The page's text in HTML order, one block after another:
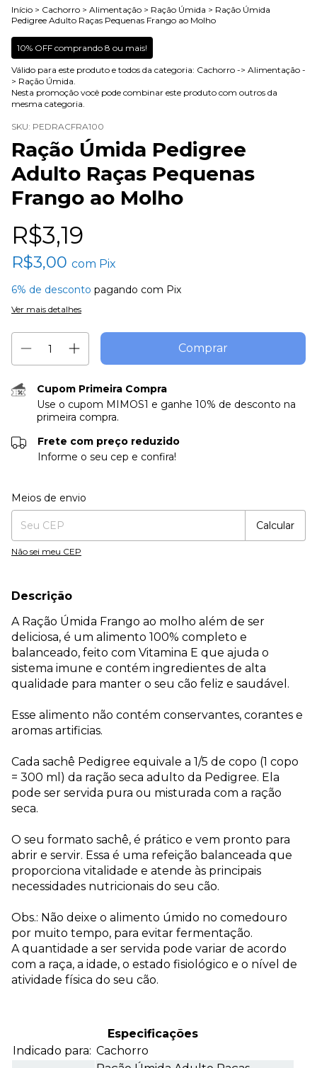
Início > Cachorro > Alimentação > Ração Úmida > Ração Úmida
Pedigree Adulto Raças Pequenas Frango ao Molho
10% OFF comprando 8 ou mais!
Válido para este produto e todos da categoria: Cachorro -> Alimentação -
> Ração Úmida.
Nesta promoção você pode combinar este produto com outros da
mesma categoria.
SKU: PEDRACFRA100
Ração Úmida Pedigree
Adulto Raças Pequenas
Frango ao Molho
R$3,19
R$3,00 com Pix
6% de desconto pagando com Pix
Ver mais detalhes
Cupom Primeira Compra
Use o cupom MIMOS1 e ganhe 10% de desconto na
primeira compra.
Frete com preço reduzido
Informe o seu cep e confira!
Entregas para o CEP:
Meios de envio
Calcular
Não sei meu CEP
Descrição
A Ração Úmida Frango ao molho além de ser
deliciosa, é um alimento 100% completo e
balanceado, feito com Vitamina E que ajuda o
sistema imune e contém ingredientes de alta
qualidade para manter o seu cão feliz e saudável.
Esse alimento não contém conservantes, corantes e
aromas artificias.
Cada sachê Pedigree equivale a 1/5 de copo (1 copo
= 300 ml) da ração seca adulto da Pedigree. Ela
pode ser servida pura ou misturada com a ração
seca.
O seu formato sachê, é prático e vem pronto para
abrir e servir. Essa é uma refeição balanceada que
proporciona vitalidade e atende às principais
necessidades nutricionais do seu cão.
Obs.: Não deixe o alimento úmido no comedouro
por muito tempo, para evitar fermentação.
A quantidade a ser servida pode variar de acordo
com a raça, a idade, o estado fisiológico e o nível de
atividade física do seu cão.
Especificações
Indicado para: Cachorro